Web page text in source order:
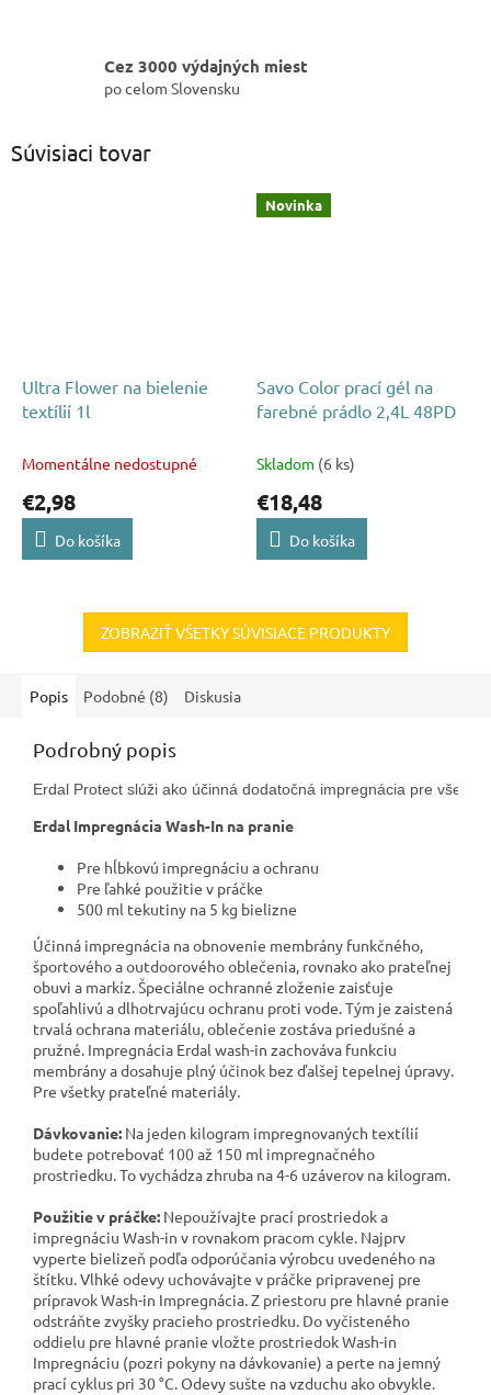
Cez 3000 výdajných miest
po celom Slovensku
Súvisiaci tovar
Ultra Flower na bielenie
textílií 1l
Momentálne nedostupné
€2,98
Do košíka
Novinka
Savo Color prací gél na
farebné prádlo 2,4L 48PD
Skladom (6 ks)
€18,48
Do košíka
ZOBRAZIŤ VŠETKY SÚVISIACE PRODUKTY
Popis Podobné (8) Diskusia
Podrobný popis
Erdal Protect slúži ako účinná dodatočná impregnácia pre všetky
Erdal Impregnácia Wash-In na pranie
Pre hĺbkovú impregnáciu a ochranu
Pre ľahké použitie v práčke
500 ml tekutiny na 5 kg bielizne
Účinná impregnácia na obnovenie membrány funkčného,
športového a outdoorového oblečenia, rovnako ako prateľnej
obuvi a markíz. Špeciálne ochranné zloženie zaisťuje
spoľahlivú a dlhotrvajúcu ochranu proti vode. Tým je zaistená
trvalá ochrana materiálu, oblečenie zostáva priedušné a
pružné. Impregnácia Erdal wash-in zachováva funkciu
membrány a dosahuje plný účinok bez ďalšej tepelnej úpravy.
Pre všetky prateľné materiály.
Dávkovanie: Na jeden kilogram impregnovaných textílií
budete potrebovať 100 až 150 ml impregnačného
prostriedku. To vychádza zhruba na 4-6 uzáverov na kilogram.
Použitie v práčke: Nepoužívajte prací prostriedok a
impregnáciu Wash-in v rovnakom pracom cykle. Najprv
vyperte bielizeň podľa odporúčania výrobcu uvedeného na
štítku. Vlhké odevy uchovávajte v práčke pripravenej pre
prípravok Wash-in Impregnácia. Z priestoru pre hlavné pranie
odstráňte zvyšky pracieho prostriedku. Do vyčisteného
oddielu pre hlavné pranie vložte prostriedok Wash-in
Impregnáciu (pozri pokyny na dávkovanie) a perte na jemný
prací cyklus pri 30 °C. Odevy sušte na vzduchu ako obvykle.